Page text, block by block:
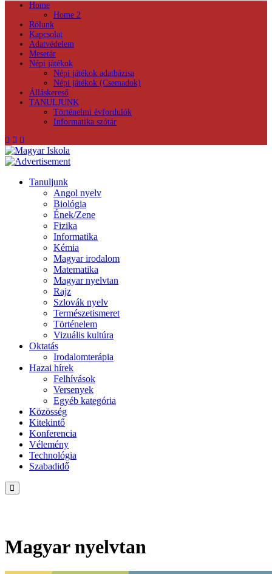
Home
Home 2
Rólunk
Kapcsolat
Adatvédelem
Mesetár
Népi játékok
Népi játékok adatbázisa
Népi játékok (Csemadok)
Álláskereső
TANULJUNK
Történelmi évfordulók
Informatika szótár
Tanuljunk
Angol nyelv
Biológia
Ének/Zene
Fizika
Informatika
Kémia
Magyar irodalom
Matematika
Magyar nyelvtan
Rajz
Szlovák nyelv
Természetismeret
Történelem
Vizuális kultúra
Oktatás
Irodalomterápia
Hazai hírek
Felhívások
Versenyek
Egyéb kategória
Közösség
Kitekintő
Konferencia
Vélemény
Technológia
Szabadidő
Magyar nyelvtan